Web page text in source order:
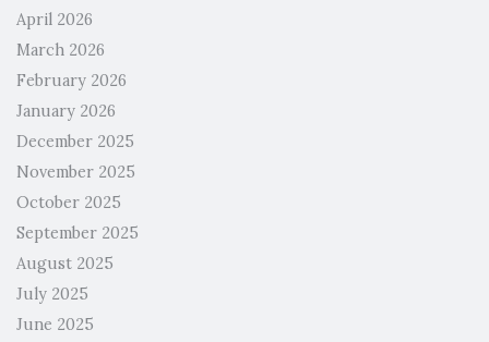
April 2026
March 2026
February 2026
January 2026
December 2025
November 2025
October 2025
September 2025
August 2025
July 2025
June 2025